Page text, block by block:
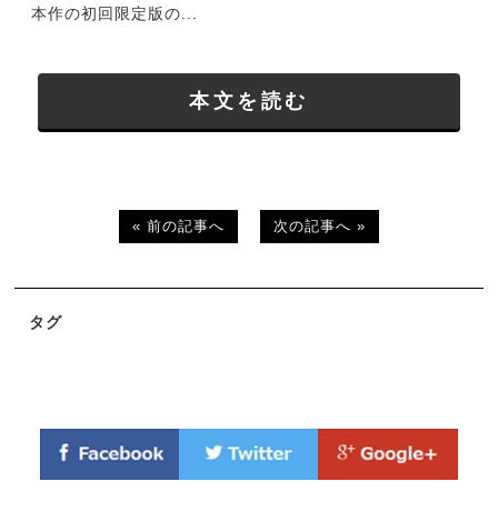
本作の初回限定版の...
本文を読む
« 前の記事へ 次の記事へ »
タグ